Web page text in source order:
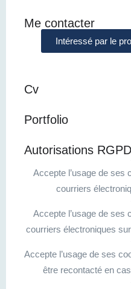
Me contacter
Intéressé par le
Cv
Portfolio
Autorisations RGPD
Accepte l’usage de ses
courriers
Accepte l’usage de ses
courriers électroniques
Accepte l’usage de ses
être recontacté en